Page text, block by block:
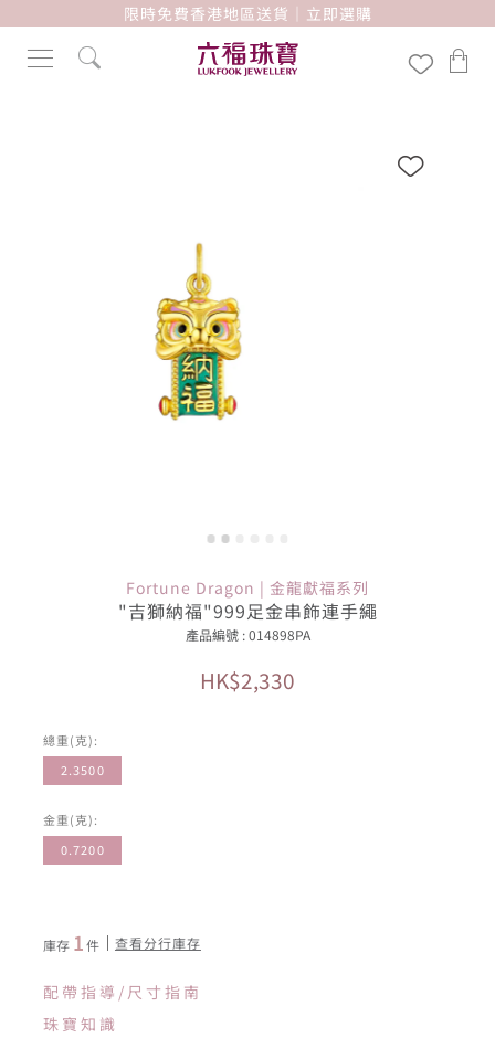
限時免費香港地區送貨｜立即選購
Fortune Dragon | 金龍獻福系列
"吉獅納福"999足金串飾連手繩
產品編號 : 014898PA
HK$2,330
總重(克):
2.3500
金重(克):
0.7200
庫存 1件 查看分行庫存
配帶指導/尺寸指南
珠寶知識